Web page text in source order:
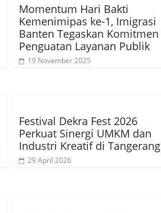
Momentum Hari Bakti
Kemenimipas ke-1, Imigrasi
Banten Tegaskan Komitmen
Penguatan Layanan Publik
19 November 2025
Festival Dekra Fest 2026
Perkuat Sinergi UMKM dan
Industri Kreatif di Tangerang
29 April 2026